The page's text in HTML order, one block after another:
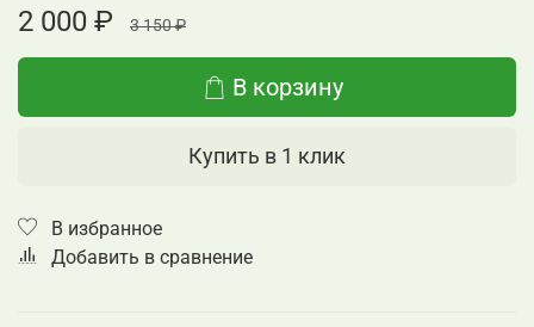
2 000 ₽ 3 150 ₽
В корзину
Купить в 1 клик
В избранное
Добавить в сравнение